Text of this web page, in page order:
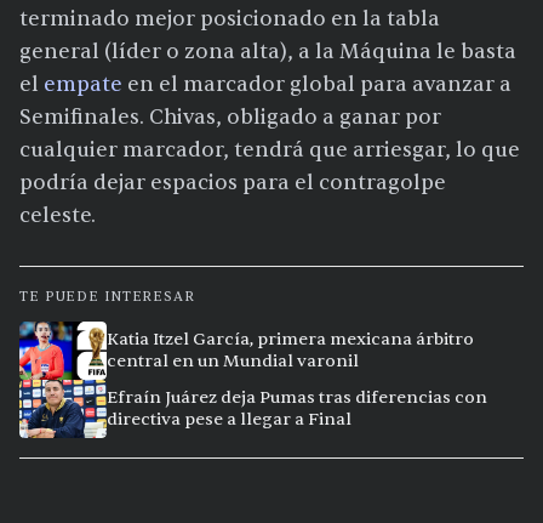
terminado mejor posicionado en la tabla
general (líder o zona alta), a la Máquina le basta
el empate en el marcador global para avanzar a
Semifinales. Chivas, obligado a ganar por
cualquier marcador, tendrá que arriesgar, lo que
podría dejar espacios para el contragolpe
celeste.​
TE PUEDE INTERESAR
Katia Itzel García, primera mexicana árbitro
central en un Mundial varonil
Efraín Juárez deja Pumas tras diferencias con
directiva pese a llegar a Final